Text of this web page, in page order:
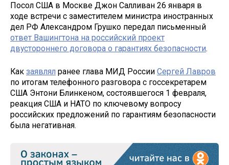
Посол США в Москве Джон Салливан 26 января в
ходе встречи с заместителем министра иностранных
дел РФ Александром Грушко передал письменный
ответ Вашингтона на российский проект
двустороннего договора о гарантиях безопасности.
Как заявлял ранее глава МИД России Сергей Лавров
по итогам телефонного разговора с госсекретарем
США Энтони Блинкеном, состоявшегося 1 февраля,
реакция США и НАТО по ключевому вопросу
российских предложений по гарантиям безопасности
была негативная.